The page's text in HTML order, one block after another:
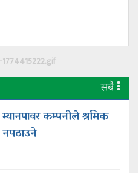
सबै
म्यानपावर कम्पनीले श्रमिक
नपठाउने